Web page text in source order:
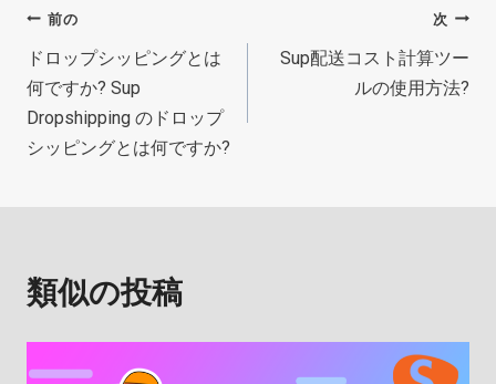
投
稿
ナ
ビ
シ
ョ
前の
ドロップシッピングとは
何ですか? Sup
Dropshipping のドロップ
シッピングとは何ですか?
次
Sup配送コスト計算ツー
ルの使用方法?
類似の投稿